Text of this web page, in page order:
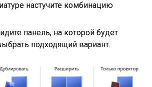
настучите комбинацию
панель, на которой будет
подходящий вариант.